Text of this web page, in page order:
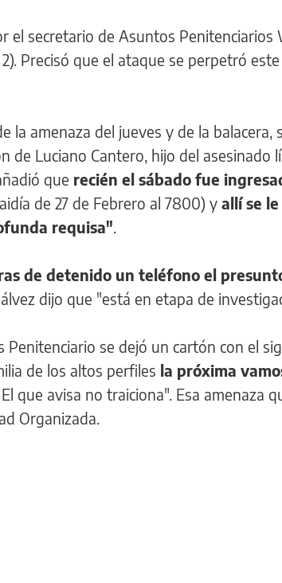
el secretario de Asuntos Penitenciarios
Precisó que el ataque se perpetró
la amenaza del jueves y de la balacera,
de Luciano Cantero, hijo del asesinado
que recién el sábado fue
de 27 de Febrero al 7800) y allí se
requisa"
de detenido un teléfono el
dijo que "está en etapa de
se dejó un cartón con el
de los altos perfiles la próxima
. El que avisa no traiciona". Esa amenaza
Organizada.